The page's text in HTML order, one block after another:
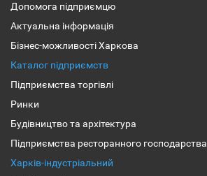
Допомога підприємцю
Актуальна інформація
Бізнес-можливості Харкова
Каталог підприємств
Підприємства торгівлі
Ринки
Будівництво та архітектура
Підприємства ресторанного господарства
Харків-індустріальний